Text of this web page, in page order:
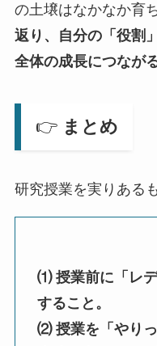
の土壌はなかなか育
返り、自分の「役割
全体の成長につなが
👉 まとめ
研究授業を実りある
⑴ 授業前に「レ
すること。
⑵ 授業を「やり